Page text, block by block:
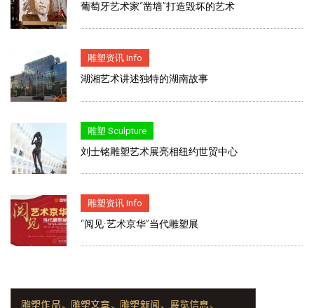
葡萄牙艺术家“凿墙”打造毁坏的艺术
雕塑资讯 Info
湖湘艺术讲述独特的湖南故事
雕塑 Sculpture
刘士铭雕塑艺术展亮相纽约世贸中心
雕塑资讯 Info
“阅见·艺术京华”当代雕塑展